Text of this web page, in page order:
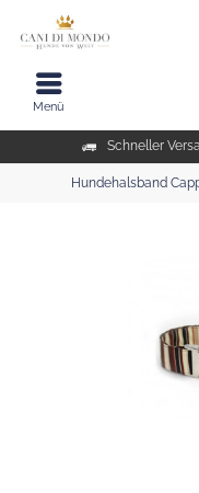
Schneller
Menü
Hundehalsband